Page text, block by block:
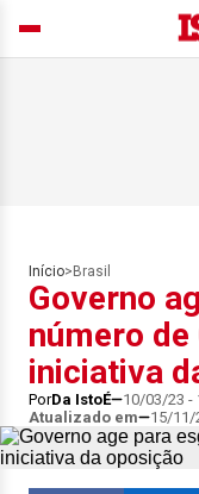
Início> Brasil
Governo
número
iniciativa
PorDa IstoÉ 10/03/23 -
Atualizado em
15/11/